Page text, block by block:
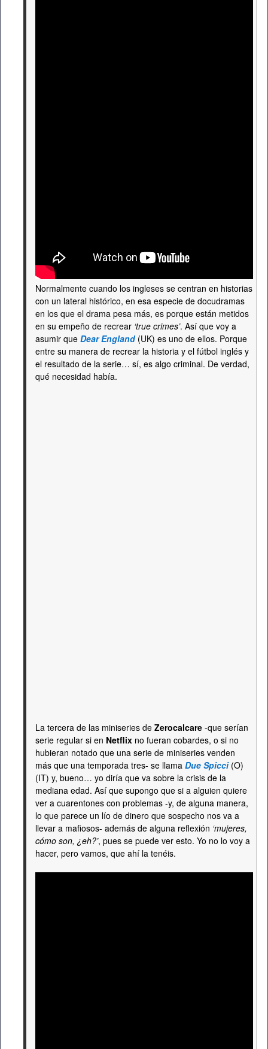
Normalmente cuando los ingleses se centran en historias
con un lateral histórico, en esa especie de docudramas
en los que el drama pesa más, es porque están metidos
en su empeño de recrear ‘true crimes’. Así que voy a
asumir que Dear England(UK) es uno de ellos. Porque
entre su manera de recrear la historia y el fútbol inglés y
el resultado de la serie… sí, es algo criminal. De verdad,
qué necesidad había.
La tercera de las miniseries de Zerocalcare -que serían
serie regular si en Netflix no fueran cobardes, o si no
hubieran notado que una serie de miniseries venden
más que una temporada tres- se llama Due Spicci(O)
(IT) y, bueno… yo diría que va sobre la crisis de la
mediana edad. Así que supongo que si a alguien quiere
ver a cuarentones con problemas -y, de alguna manera,
lo que parece un lío de dinero que sospecho nos va a
llevar a mafiosos- además de alguna reflexión ‘mujeres,
cómo son, ¿eh?’, pues se puede ver esto. Yo no lo voy a
hacer, pero vamos, que ahí la tenéis.